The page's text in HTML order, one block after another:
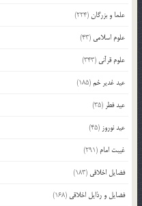
علما و بزرگان(224)
علوم اسلامی (43)
علوم قرآنی (343)
عید غدیر خم(185)
عید فطر (35)
عید نوروز (45)
غیبت امام (291)
فضایل اخلاقی (183)
فضایل و رذایل اخلاقی (168)